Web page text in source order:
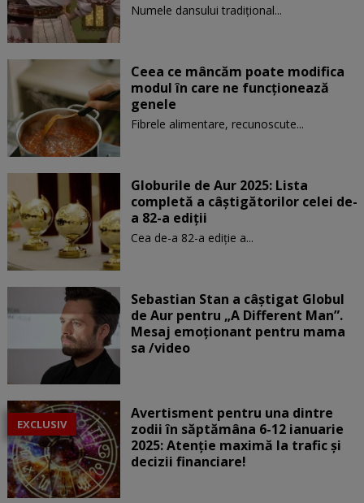
Numele dansului tradițional...
Ceea ce mâncăm poate modifica
modul în care ne funcţionează
genele
Fibrele alimentare, recunoscute...
Globurile de Aur 2025: Lista
completă a câștigătorilor celei de-
a 82-a ediții
Cea de-a 82-a ediție a...
Sebastian Stan a câștigat Globul
de Aur pentru „A Different Man”.
Mesaj emoționant pentru mama
sa /video
EXCLUSIV
Avertisment pentru una dintre
zodii în săptămâna 6-12 ianuarie
2025: Atenție maximă la trafic și
decizii financiare!